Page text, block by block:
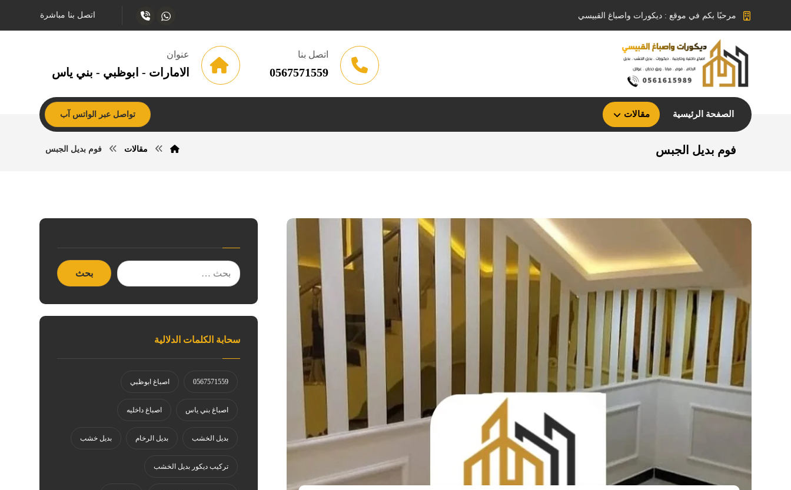
مرحبًا بكم في موقع : ديكورات واصباغ القبيسي اتصل بنا مباشرة
عنوان
الامارات - ابوظبي - بني ياس
اتصل بنا
0567571559
الصفحة الرئيسية مقالات تواصل عبر الواتس آب
فوم بديل الجبس مقالات فوم بديل الجبس
سحابة الكلمات الدلالية
0567571559 اصباغ ابوظبي
اصباغ بني ياس اصباغ داخليه
بديل الخشب بديل الرخام بديل خشب
تركيب ديكور بديل الخشب